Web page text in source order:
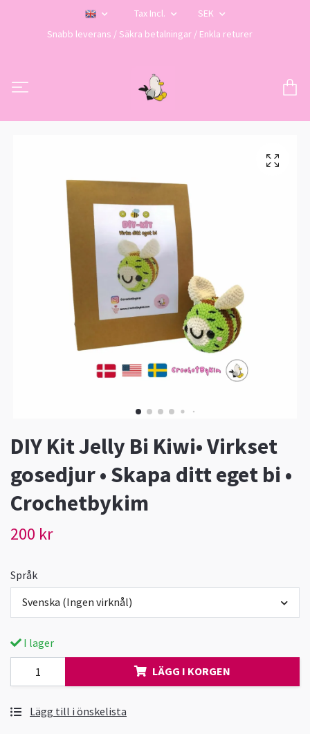
Tax Incl.
SEK
Snabb leverans / Säkra betalningar / Enkla returer
DIY Kit Jelly Bi Kiwi• Virkset
gosedjur • Skapa ditt eget bi •
Crochetbykim
200 kr
Språk
Svenska (Ingen virknål)
I lager
LÄGG I KORGEN
Lägg till i önskelista